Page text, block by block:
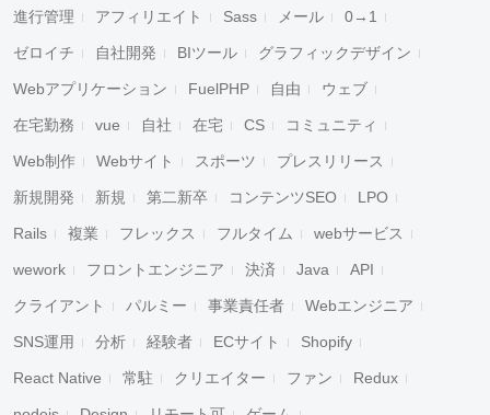
進行管理 アフィリエイト Sass メール 0→1
ゼロイチ 自社開発 BIツール グラフィックデザイン
Webアプリケーション FuelPHP 自由 ウェブ
在宅勤務 vue 自社 在宅 CS コミュニティ
Web制作 Webサイト スポーツ プレスリリース
新規開発 新規 第二新卒 コンテンツSEO LPO
Rails 複業 フレックス フルタイム webサービス
wework フロントエンジニア 決済 Java API
クライアント パルミー 事業責任者 Webエンジニア
SNS運用 分析 経験者 ECサイト Shopify
React Native 常駐 クリエイター ファン Redux